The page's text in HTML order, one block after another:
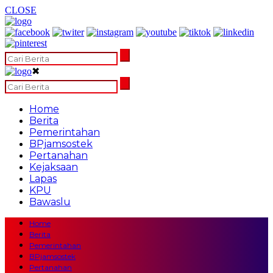
CLOSE
✖
Home
Berita
Pemerintahan
BPjamsostek
Pertanahan
Kejaksaan
Lapas
KPU
Bawaslu
Home
Berita
Pemerintahan
BPjamsostek
Pertanahan